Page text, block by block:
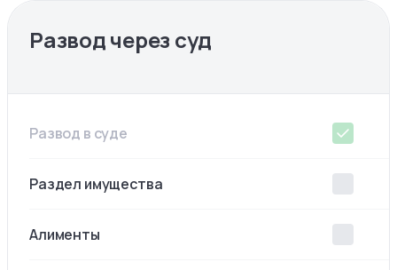
Развод через суд
Развод в суде
Раздел имущества
Алименты